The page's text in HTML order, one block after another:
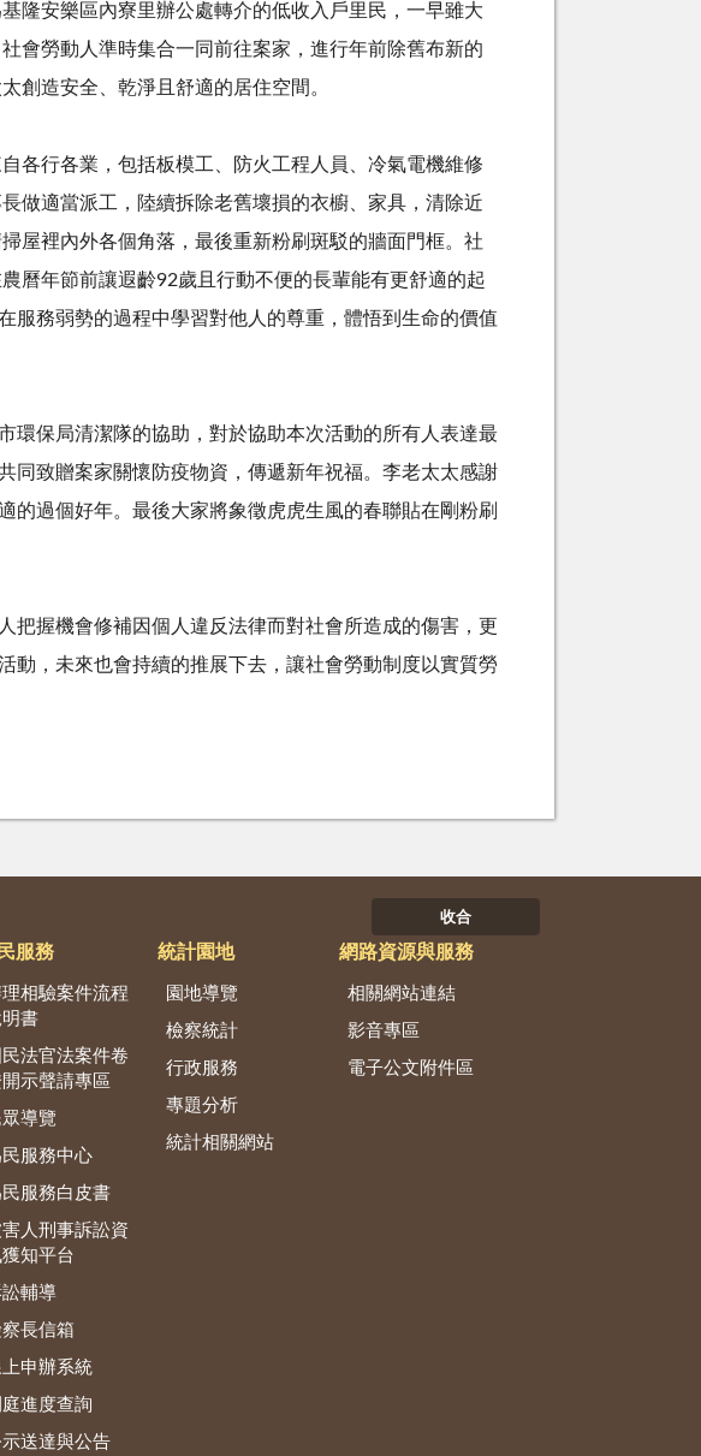
隆安樂區內寮里辦公處轉介的低收入戶里民，一早雖大
會勞動人準時集合一同前往案家，進行年前除舊布新的
創造安全、乾淨且舒適的居住空間。
各行各業，包括板模工、防火工程人員、冷氣電機維修
做適當派工，陸續拆除老舊壞損的衣櫥、家具，清除近
屋裡內外各個角落，最後重新粉刷斑駁的牆面門框。社
曆年節前讓遐齡92歲且行動不便的長輩能有更舒適的起
服務弱勢的過程中學習對他人的尊重，體悟到生命的價值
環保局清潔隊的協助，對於協助本次活動的所有人表達最
同致贈案家關懷防疫物資，傳遞新年祝福。李老太太感謝
的過個好年。最後大家將象徵虎虎生風的春聯貼在剛粉刷
把握機會修補因個人違反法律而對社會所造成的傷害，更
動，未來也會持續的推展下去，讓社會勞動制度以實質勞
收合
服務
相驗案件流程
書
民法官法案件卷
示聲請專區
眾導覽
服務中心
服務白皮書
人刑事訴訟資
知平台
輔導
長信箱
申辦系統
庭進度查詢
送達與公告
統計園地
園地導覽
檢察統計
行政服務
專題分析
統計相關網站
網路資源與服務
相關網站連結
影音專區
電子公文附件區